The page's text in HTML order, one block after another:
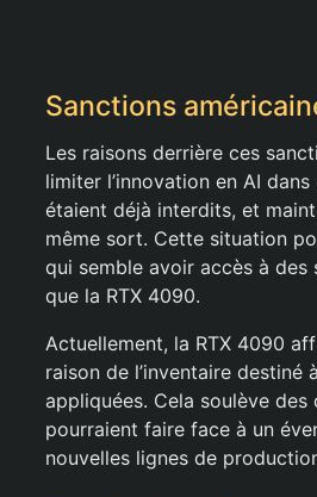
Sanctions
Les raisons derrière ces
limiter l’innovation en AI
étaient déjà interdits, et
même sort. Cette situation
qui semble avoir accès à
que la RTX 4090.
Actuellement, la RTX 4090
raison de l’inventaire destiné
appliquées. Cela soulève
pourraient faire face à un
nouvelles lignes de